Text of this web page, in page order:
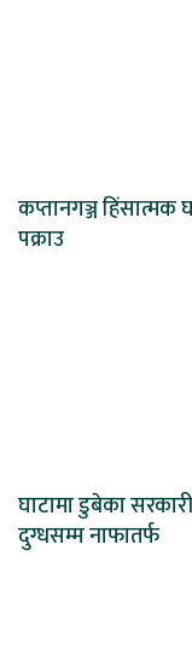
कप्तानगञ्ज
पक्राउ
घाटामा डुबेका
दुग्धसम्म नाफातर्फ